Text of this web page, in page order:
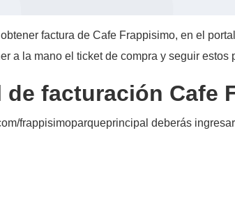
factura de Cafe Frappisimo, en el
a la mano el ticket de compra y seguir estos
de facturación Cafe
frappisimoparqueprincipal deberás